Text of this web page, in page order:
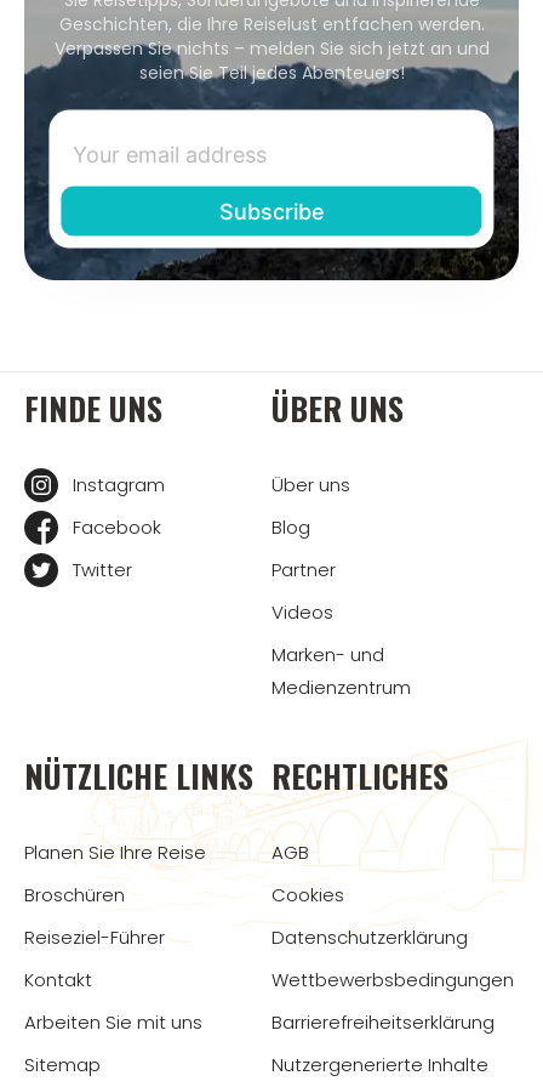
Geschichten, die Ihre Reiselust entfachen werden.
Verpassen Sie nichts – melden Sie sich jetzt an und
seien Sie Teil jedes Abenteuers!
FINDE UNS
Instagram
Facebook
Twitter
ÜBER UNS
Über uns
Blog
Partner
Videos
Marken- und
Medienzentrum
NÜTZLICHE LINKS
Planen Sie Ihre Reise
Broschüren
Reiseziel-Führer
Kontakt
Arbeiten Sie mit uns
Sitemap
RECHTLICHES
AGB
Cookies
Datenschutzerklärung
Wettbewerbsbedingungen
Barrierefreiheitserklärung
Nutzergenerierte Inhalte